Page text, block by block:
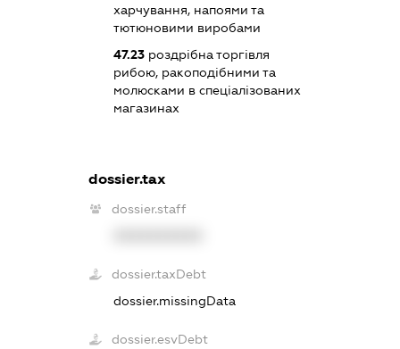
харчування, напоями та
тютюновими виробами
47.23роздрібна торгівля
рибою, ракоподібними та
молюсками в спеціалізованих
магазинах
dossier.tax
dossier.staff
dossier.taxDebt
dossier.missingData
dossier.esvDebt